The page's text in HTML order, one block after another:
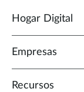
Hogar Digital
Empresas
Recursos